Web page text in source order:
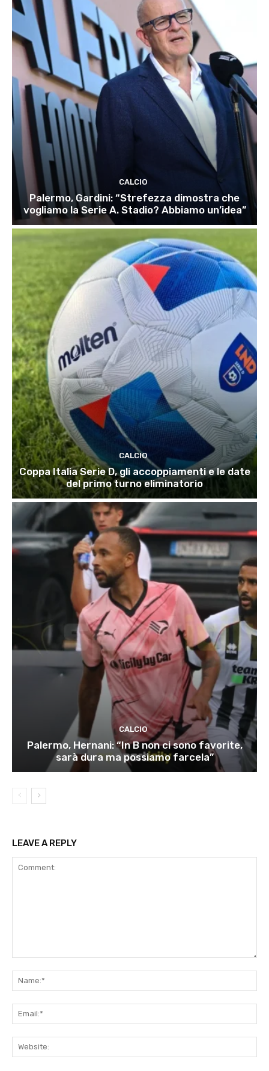
CALCIO
Palermo, Gardini: “Strefezza dimostra che
vogliamo la Serie A. Stadio? Abbiamo un’idea”
CALCIO
Coppa Italia Serie D, gli accoppiamenti e le date
del primo turno eliminatorio
CALCIO
Palermo, Hernani: “In B non ci sono favorite,
sarà dura ma possiamo farcela”
LEAVE A REPLY